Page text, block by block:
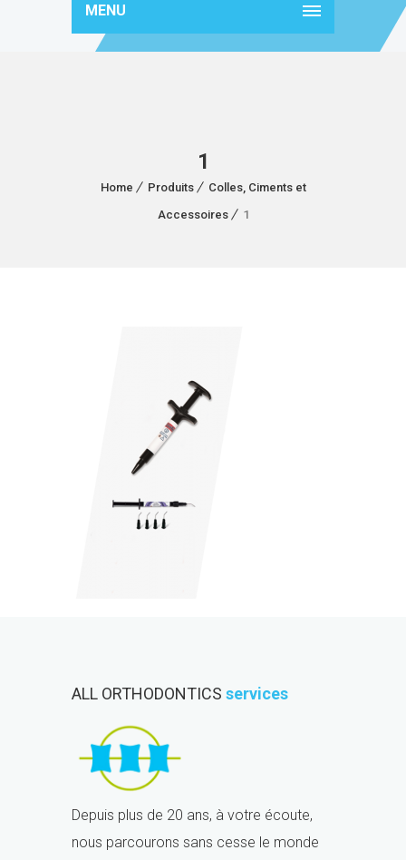
MENU
1
Home Produits
Colles, Ciments et
Accessoires
1
ALL ORTHODONTICS services
Depuis plus de 20 ans, à votre écoute,
nous parcourons sans cesse le monde